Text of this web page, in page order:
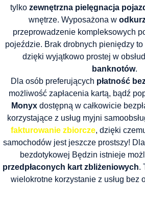
tylko zewnętrzna pielęgnacja
wnętrze. Wyposażona w
przeprowadzenie kompleksowych
pojeździe. Brak drobnych pieniędzy
dzięki wyjątkowo prostej w
banknotów.
Dla osób preferujących płatność
możliwość zapłacenia kartą, bądź
Monyxdostępną w całkowicie
korzystające z usług myjni
fakturowanie zbiorcze, dzięki
samochodów jest jeszcze prostszy!
bezdotykowej Będzin istnieje
przedpłaconych kart zbliżeniowych.
wielokrotne korzystanie z usług bez